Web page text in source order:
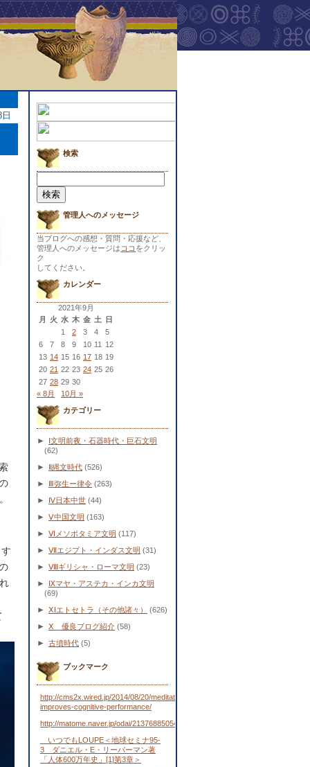
検索
索:
管理人へのメッセージ
当ブログへの感想・質問・応援など、
管理人へのメッセージは ココ をクリッ
ク
してください。
カレンダー
2021年9月
月
火 水 木 金 土
日
1
2 3 4
5
6
7 8 9 10 11
12
13 14 15 16 17 18 19
20 21 22 23 24 25 26
27 28 29 30
« 8月
10月 »
カテゴリー
►
Ⅰ文明前夜・石器時代・巨石文明
(62)
► Ⅱ縄文時代 (526)
► Ⅲ弥生ー律令 (263)
► Ⅳ日本中世 (44)
► Ⅴ中国文明 (163)
► Ⅵメソポタミア文明 (117)
► Ⅶエジプト・インダス文明 (31)
► Ⅷギリシャ・ローマ文明 (23)
►
Ⅸマヤ・アステカ・インカ文明
(69)
► ⅩⅠエトセトラ（その他諸々） (626)
► Ⅹ 優良ブログ紹介 (58)
► 古墳時代 (5)
ブックマーク
http://cms2x.wired.jp/2014/08/20/meditation-
improves-cognitive-performance/
http://matome.naver.jp/odai/2137688505443481701
いつでもLOUPE＜地球セミナ95-
3 ダニエル・E・リーバーマン著
「人体600万年史」[1]第3章＞